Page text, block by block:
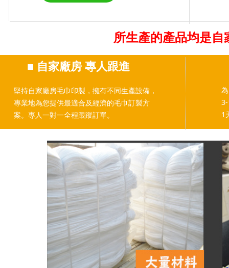
所生產的產品均是
■ 自家廠房 專人跟進
1
堅持自家廠房毛巾印製，擁有不同生產設備，
專業地為您提供最適合及經濟的毛巾訂製方
案。專人一對一全程跟蹤訂單。